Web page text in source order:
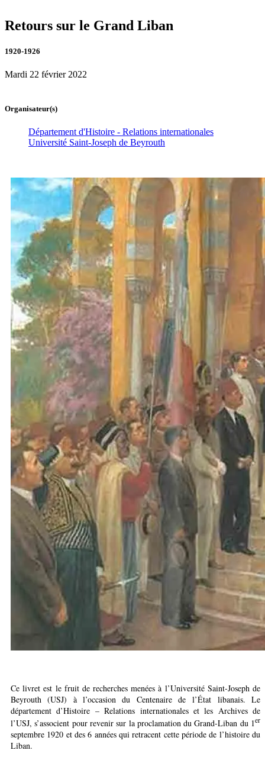
Retours sur le Grand Liban
1920-1926
Mardi 22 février 2022
Organisateur(s)
Département d'Histoire - Relations internationales
Université Saint-Joseph de Beyrouth
Ce livret est le fruit de recherches menées à l’Université Saint-Joseph de
Beyrouth (USJ) à l’occasion du Centenaire de l’État libanais. Le
département d’Histoire – Relations internationales et les Archives de
l’USJ, s’associent pour revenir sur la proclamation du Grand-Liban du 1er
septembre 1920 et des 6 années qui retracent cette période de l’histoire du
Liban.